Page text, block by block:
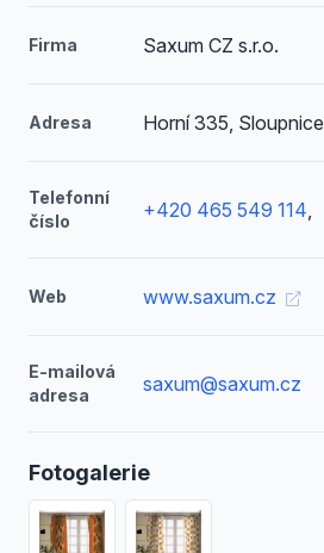
Firma Saxum CZ s.r.o.
Adresa Horní 335, Sloupnice
Telefonní
číslo
+420 465 549 114,
Web www.saxum.cz
E-mailová
adresa
saxum@saxum.cz
Fotogalerie